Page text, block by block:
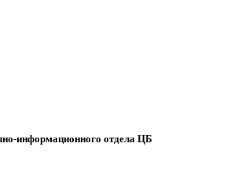
информационного отдела ЦБ